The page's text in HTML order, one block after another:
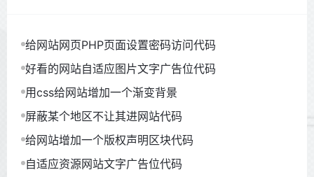
给网站网页PHP页面设置密码访问代码
好看的网站自适应图片文字广告位代码
用css给网站增加一个渐变背景
屏蔽某个地区不让其进网站代码
给网站增加一个版权声明区块代码
自适应资源网站文字广告位代码